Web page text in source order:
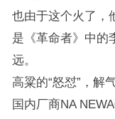
也由于这个火了，
是《革命者》中的
远。
高粱的“怒怼”，
国内厂商NA